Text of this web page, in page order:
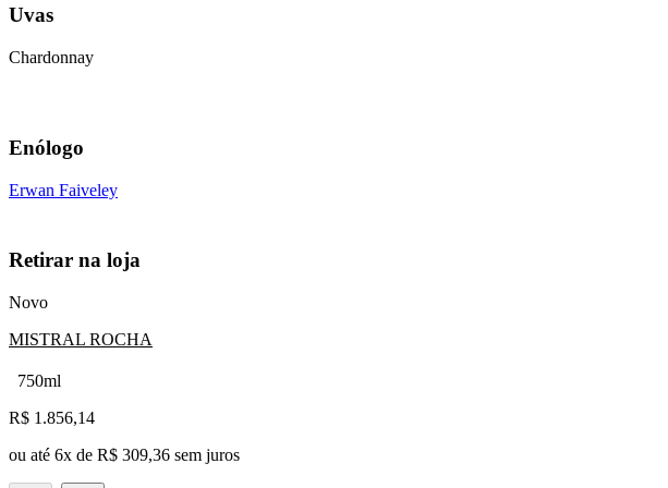
Uvas
Chardonnay
Enólogo
Erwan Faiveley
Retirar na loja
Novo
MISTRAL ROCHA
750ml
R$ 1.856,14
ou até 6x de R$ 309,36 sem juros